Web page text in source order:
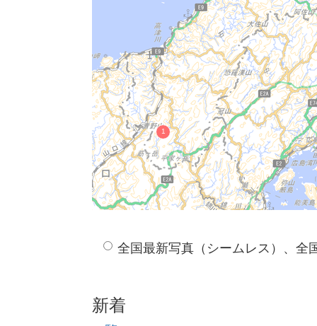
全国最新写真（シームレス）、全
新着